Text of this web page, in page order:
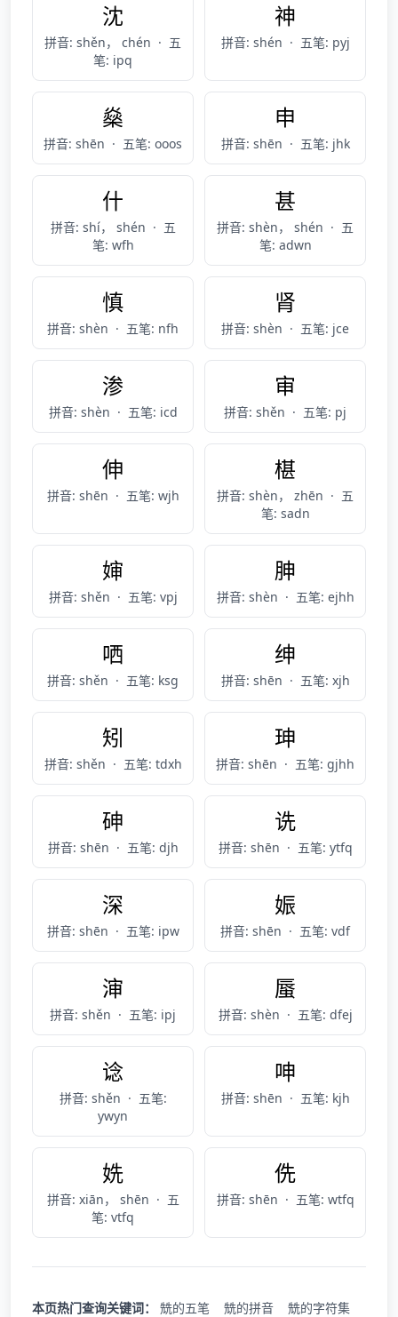
沈
拼音: shěn， chén · 五
笔: ipq
神
拼音: shén · 五笔: pyj
燊
拼音: shēn · 五笔: ooos
申
拼音: shēn · 五笔: jhk
什
拼音: shí， shén · 五
笔: wfh
甚
拼音: shèn， shén · 五
笔: adwn
慎
拼音: shèn · 五笔: nfh
肾
拼音: shèn · 五笔: jce
渗
拼音: shèn · 五笔: icd
审
拼音: shěn · 五笔: pj
伸
拼音: shēn · 五笔: wjh
椹
拼音: shèn， zhēn · 五
笔: sadn
婶
拼音: shěn · 五笔: vpj
胂
拼音: shèn · 五笔: ejhh
哂
拼音: shěn · 五笔: ksg
绅
拼音: shēn · 五笔: xjh
矧
拼音: shěn · 五笔: tdxh
珅
拼音: shēn · 五笔: gjhh
砷
拼音: shēn · 五笔: djh
诜
拼音: shēn · 五笔: ytfq
深
拼音: shēn · 五笔: ipw
娠
拼音: shēn · 五笔: vdf
渖
拼音: shěn · 五笔: ipj
蜃
拼音: shèn · 五笔: dfej
谂
拼音: shěn · 五笔:
ywyn
呻
拼音: shēn · 五笔: kjh
姺
拼音: xiān， shēn · 五
笔: vtfq
侁
拼音: shēn · 五笔: wtfq
本页热门查询关键词： 兟的五笔 兟的拼音
兟的字符集